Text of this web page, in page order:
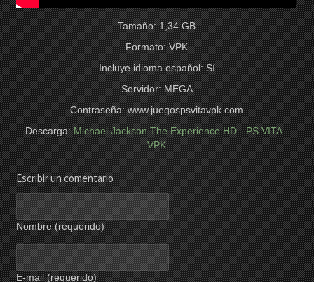
Tamaño: 1,34 GB
Formato: VPK
Incluye idioma español: Sí
Servidor: MEGA
Contraseña: www.juegospsvitavpk.com
Descarga:Michael Jackson The Experience HD - PS VITA -
VPK
Escribir un comentario
Nombre (requerido)
E-mail (requerido)